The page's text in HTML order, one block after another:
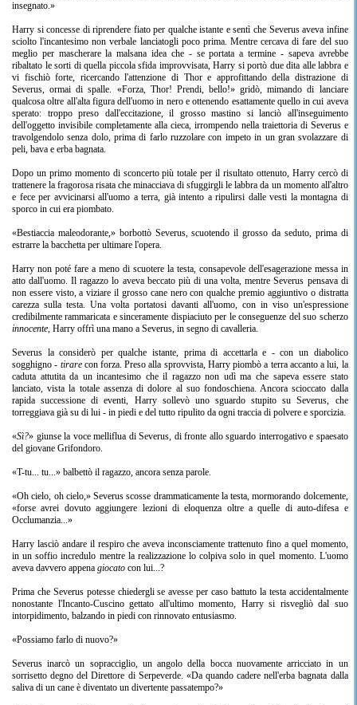
insegnato.»
Harry si concesse di riprendere fiato per qualche istante e sentì che Severus aveva infine
sciolto l'incantesimo non verbale lanciatogli poco prima. Mentre cercava di fare del suo
meglio per mascherare la malsana idea che - se portata a termine - sapeva avrebbe
ribaltato le sorti di quella piccola sfida improvvisata, Harry si portò due dita alle labbra e
vi fischiò forte, ricercando l'attenzione di Thor e approfittando della distrazione di
Severus, ormai di spalle. «Forza, Thor! Prendi, bello!» gridò, mimando di lanciare
qualcosa oltre all'alta figura dell'uomo in nero e ottenendo esattamente quello in cui aveva
sperato: troppo preso dall'eccitazione, il grosso mastino si lanciò all'inseguimento
dell'oggetto invisibile completamente alla cieca, irrompendo nella traiettoria di Severus e
travolgendolo senza dolo, prima di farlo ruzzolare con impeto in un gran svolazzare di
peli, bava e erba bagnata.
Dopo un primo momento di sconcerto più totale per il risultato ottenuto, Harry cercò di
trattenere la fragorosa risata che minacciava di sfuggirgli le labbra da un momento all'altro
e fece per avvicinarsi all'uomo a terra, già intento a ripulirsi dalle vesti la montagna di
sporco in cui era piombato.
«Bestiaccia maleodorante,» borbottò Severus, scuotendo il grosso da seduto, prima di
estrarre la bacchetta per ultimare l'opera.
Harry non poté fare a meno di scuotere la testa, consapevole dell'esagerazione messa in
atto dall'uomo. Il ragazzo lo aveva beccato più di una volta, mentre Severus pensava di
non essere visto, a viziare il grosso cane nero con qualche premio aggiuntivo o distratta
carezza sulla testa. Una volta portatosi davanti all'uomo, con in viso un'espressione
credibilmente rammaricata e sinceramente dispiaciuto per le conseguenze del suo scherzo
innocente, Harry offrì una mano a Severus, in segno di cavalleria.
Severus la considerò per qualche istante, prima di accettarla e - con un diabolico
sogghigno - tirarecon forza. Preso alla sprovvista, Harry piombò a terra accanto a lui, la
caduta attutita da un incantesimo che il ragazzo non udì ma che sapeva essere stato
lanciato, vista la totale assenza di dolore al suo fondoschiena. Ancora scioccato dalla
rapida successione di eventi, Harry sollevò uno sguardo stupito su Severus, che
torreggiava già su di lui - in piedi e del tutto ripulito da ogni traccia di polvere e sporcizia.
«Sì?» giunse la voce melliflua di Severus, di fronte allo sguardo interrogativo e spaesato
del giovane Grifondoro.
«T-tu... tu...» balbettò il ragazzo, ancora senza parole.
«Oh cielo, oh cielo,» Severus scosse drammaticamente la testa, mormorando dolcemente,
«forse avrei dovuto aggiungere lezioni di eloquenza oltre a quelle di auto-difesa e
Occlumanzia...»
Harry lasciò andare il respiro che aveva inconsciamente trattenuto fino a quel momento,
in un soffio incredulo mentre la realizzazione lo colpiva solo in quel momento. L'uomo
aveva davvero appena giocato con lui...?
Prima che Severus potesse chiedergli se avesse per caso battuto la testa accidentalmente
nonostante l'Incanto-Cuscino gettato all'ultimo momento, Harry si risvegliò dal suo
intorpidimento, balzando in piedi con rinnovato entusiasmo.
«Possiamo farlo di nuovo?»
Severus inarcò un sopracciglio, un angolo della bocca nuovamente arricciato in un
sorrisetto degno del Direttore di Serpeverde. «Da quando cadere nell'erba bagnata dalla
saliva di un cane è diventato un divertente passatempo?»